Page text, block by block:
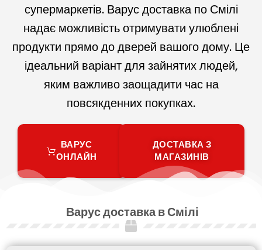
супермаркетів. Варус доставка по Смілі
надає можливість отримувати улюблені
продукти прямо до дверей вашого дому. Це
ідеальний варіант для зайнятих людей,
яким важливо заощадити час на
повсякденних покупках.
ВАРУС
ОНЛАЙН
ДОСТАВКА З
МАГАЗИНІВ
Варус доставка в Смілі